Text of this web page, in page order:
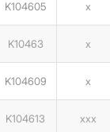
K104605 x
K10463 x
K104609 x
K104613 xxx